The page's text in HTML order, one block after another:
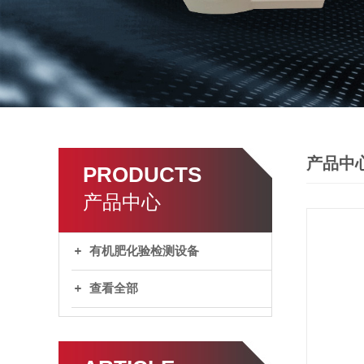
PRODUCTS
产品中心
有机肥化验检测设备
查看全部
产品中